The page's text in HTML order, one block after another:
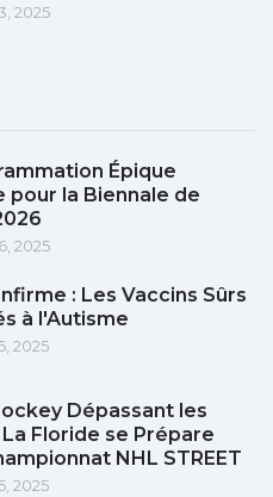
2025
Épique
pour la Biennale de
2025
: Les Vaccins Sûrs
à l'Autisme
2025
Dépassant les
La Floride se Prépare
NHL STREET
2025